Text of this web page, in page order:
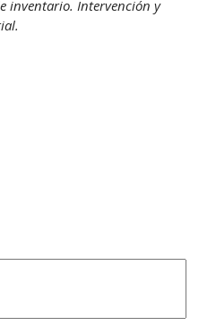
inventario. Intervención y